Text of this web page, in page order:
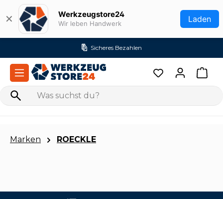
Zum Hauptinhalt springen
✕ Werkzeugstore24
Wir leben Handwerk Laden
Versandkostenfrei ab 99€ (DE)
Marken ROECKLE